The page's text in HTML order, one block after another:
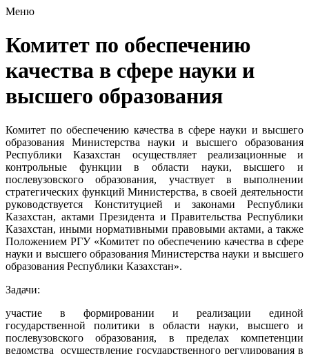
Меню
Комитет по обеспечению
качества в сфере науки и
высшего образования
Комитет по обеспечению качества в сфере науки и высшего
образования Министерства науки и высшего образования
Республики Казахстан осуществляет реализационные и
контрольные функции в области науки, высшего и
послевузовского образования, участвует в выполнении
стратегических функций Министерства, в своей деятельности
руководствуется Конституцией и законами Республики
Казахстан, актами Президента и Правительства Республики
Казахстан, иными нормативными правовыми актами, а также
Положением РГУ «Комитет по обеспечению качества в сфере
науки и высшего образования Министерства науки и высшего
образования Республики Казахстан».
Задачи:
участие в формировании и реализации единой
государственной политики в области науки, высшего и
послевузовского образования, в пределах компетенции
ведомства осуществление государственного регулирования в